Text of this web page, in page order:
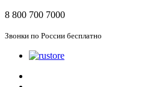
8 800 700 7000
Звонки по России бесплатно